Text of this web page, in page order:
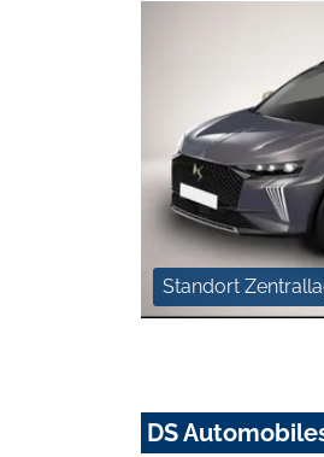
Standort
DS